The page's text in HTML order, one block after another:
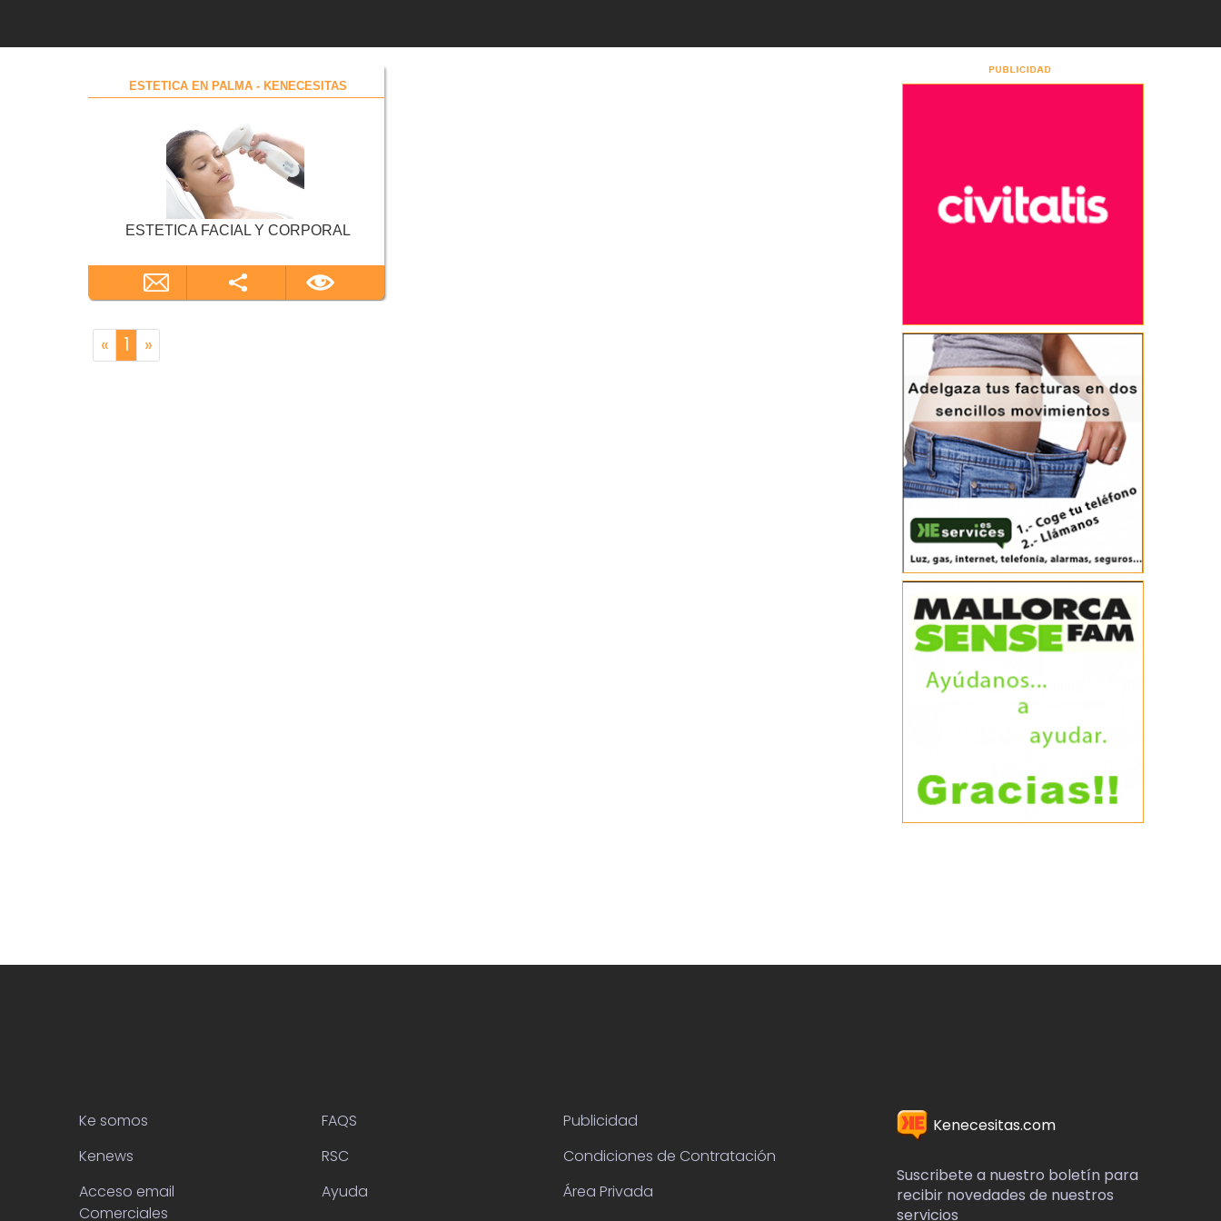
ESTETICA EN PALMA - KENECESITAS
ESTETICA FACIAL Y CORPORAL
« 1 »
Ke somos
Kenews
Acceso email
Comerciales
FAQS
RSC
Ayuda
Publicidad
Condiciones de Contratación
Área Privada
Kenecesitas.com
Suscribete a nuestro boletín para
recibir novedades de nuestros
servicios